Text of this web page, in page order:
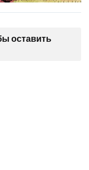
оставить